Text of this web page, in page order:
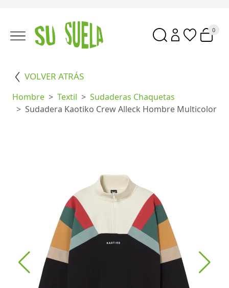
0
VOLVER ATRÁS
Hombre Textil
Sudaderas Chaquetas
Sudadera Kaotiko Crew Alleck Hombre Multicolor